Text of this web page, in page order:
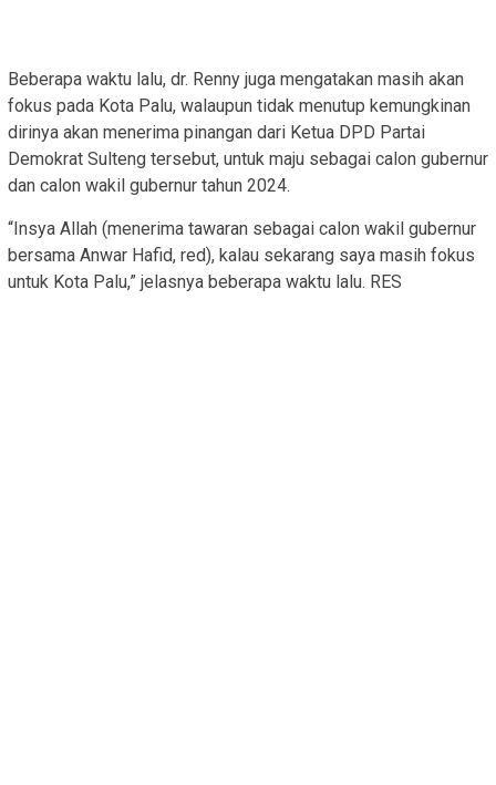
Beberapa waktu lalu, dr. Renny juga mengatakan masih akan
fokus pada Kota Palu, walaupun tidak menutup kemungkinan
dirinya akan menerima pinangan dari Ketua DPD Partai
Demokrat Sulteng tersebut, untuk maju sebagai calon gubernur
dan calon wakil gubernur tahun 2024.
“Insya Allah (menerima tawaran sebagai calon wakil gubernur
bersama Anwar Hafid, red), kalau sekarang saya masih fokus
untuk Kota Palu,” jelasnya beberapa waktu lalu. RES